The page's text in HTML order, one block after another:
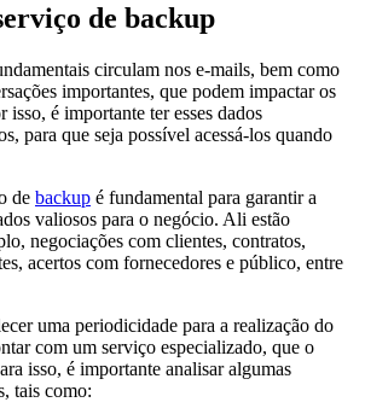
de backup
circulam nos e-mails, bem como
importantes, que podem impactar os
isso, é importante ter esses dados
para que seja possível acessá-los quando
de backup é fundamental para garantir a
valiosos para o negócio. Ali estão
negociações com clientes, contratos,
acertos com fornecedores e público, entre
uma periodicidade para a realização do
com um serviço especializado, que o
isso, é importante analisar algumas
tais como: